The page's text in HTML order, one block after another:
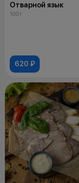
Отварной язык
100 г
620 ₽